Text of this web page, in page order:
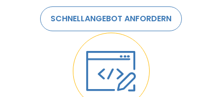
SCHNELLANGEBOT ANFORDERN